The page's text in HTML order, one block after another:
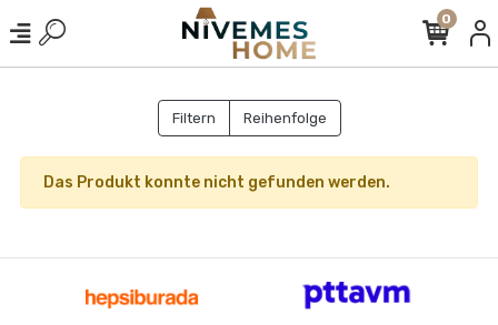
0
Filtern Reihenfolge
Das Produkt konnte nicht gefunden werden.